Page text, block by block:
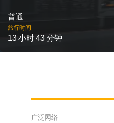
普通
旅行时间
13 小时 43 分钟
广泛网络